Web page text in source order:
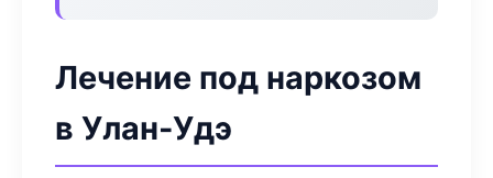
Лечение под наркозом
в Улан-Удэ